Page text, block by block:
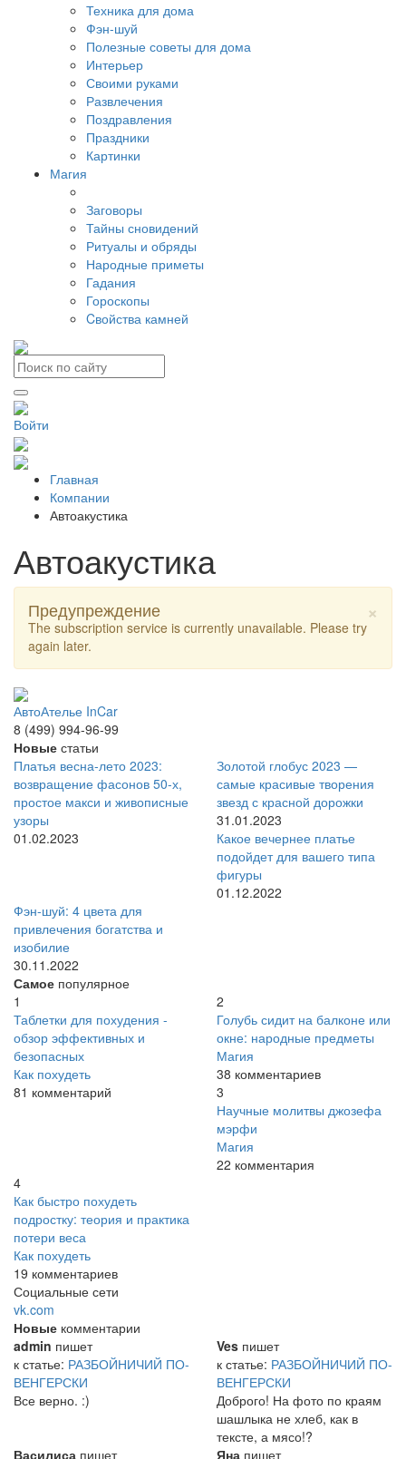
Техника для дома
Фэн-шуй
Полезные советы для дома
Интерьер
Своими руками
Развлечения
Поздравления
Праздники
Картинки
Магия
Заговоры
Тайны сновидений
Ритуалы и обряды
Народные приметы
Гадания
Гороскопы
Cвойства камней
Войти
Главная
Компании
Автоакустика
Автоакустика
×
Предупреждение
The subscription service is currently unavailable. Please try
again later.
АвтоАтелье InCar
8 (499) 994-96-99
Новые статьи
Платья весна-лето 2023:
возвращение фасонов 50-х,
простое макси и живописные
узоры
01.02.2023
Золотой глобус 2023 —
самые красивые творения
звезд с красной дорожки
31.01.2023
Какое вечернее платье
подойдет для вашего типа
фигуры
01.12.2022
Фэн-шуй: 4 цвета для
привлечения богатства и
изобилие
30.11.2022
Самое популярное
1
Таблетки для похудения -
обзор эффективных и
безопасных
Как похудеть
81 комментарий
2
Голубь сидит на балконе или
окне: народные предметы
Магия
38 комментариев
3
Научные молитвы джозефа
мэрфи
Магия
22 комментария
4
Как быстро похудеть
подростку: теория и практика
потери веса
Как похудеть
19 комментариев
Социальные сети
vk.com
Новые комментарии
admin пишет
к статье: РАЗБОЙНИЧИЙ ПО-
ВЕНГЕРСКИ
Все верно. :)
Ves пишет
к статье: РАЗБОЙНИЧИЙ ПО-
ВЕНГЕРСКИ
Доброго! На фото по краям
шашлыка не хлеб, как в
тексте, а мясо!?
Василиса пишет Яна пишет